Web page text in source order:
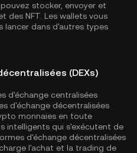
stocker, envoyer et
des NFT. Les wallets vous
lancer dans d'autres types
(DEXs)
d'échange centralisées
d'échange décentralisées
monnaies en toute
intelligents qui s'exécutent de
d'échange décentralisées
l'achat et la trading de